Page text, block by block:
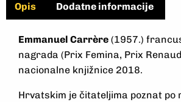
Opis Dodatne informacije
Emmanuel Carrère (1957.)
nagrada (Prix Femina, Prix
nacionalne knjižnice 2018.
Hrvatskim je čitateljima poznat po